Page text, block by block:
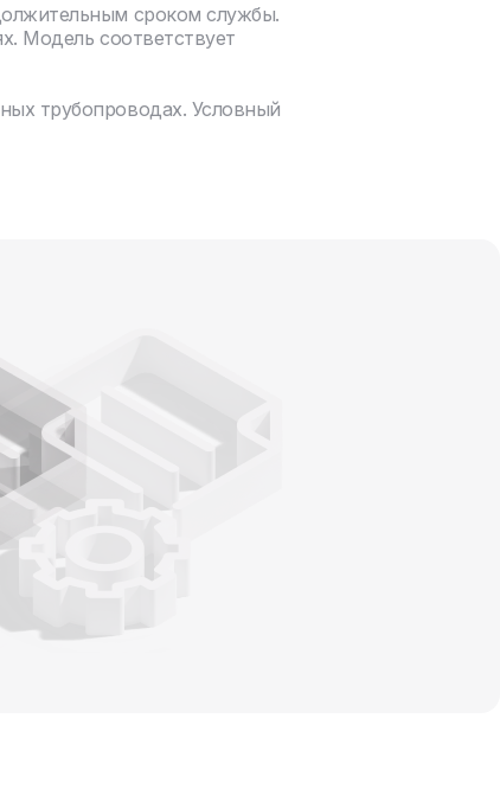
сроком службы.
Модель соответствует
трубопроводах. Условный